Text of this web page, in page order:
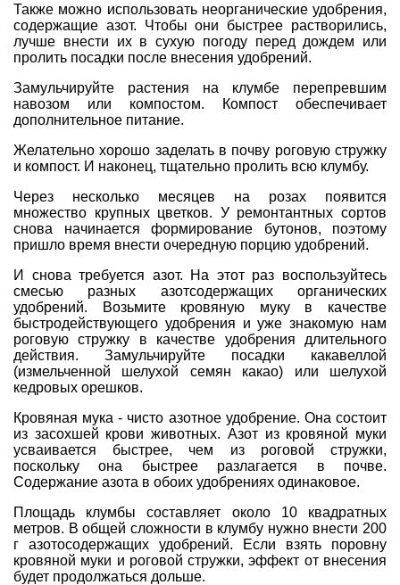
Также можно использовать неорганические удобрения,
содержащие азот. Чтобы они быстрее растворились,
лучше внести их в сухую погоду перед дождем или
пролить посадки после внесения удобрений.
Замульчируйте растения на клумбе перепревшим
навозом или компостом. Компост обеспечивает
дополнительное питание.
Желательно хорошо заделать в почву роговую стружку
и компост. И наконец, тщательно пролить всю клумбу.
Через несколько месяцев на розах появится
множество крупных цветков. У ремонтантных сортов
снова начинается формирование бутонов, поэтому
пришло время внести очередную порцию удобрений.
И снова требуется азот. На этот раз воспользуйтесь
смесью разных азотсодержащих органических
удобрений. Возьмите кровяную муку в качестве
быстродействующего удобрения и уже знакомую нам
роговую стружку в качестве удобрения длительного
действия. Замульчируйте посадки какавеллой
(измельченной шелухой семян какао) или шелухой
кедровых орешков.
Кровяная мука - чисто азотное удобрение. Она состоит
из засохшей крови животных. Азот из кровяной муки
усваивается быстрее, чем из роговой стружки,
поскольку она быстрее разлагается в почве.
Содержание азота в обоих удобрениях одинаковое.
Площадь клумбы составляет около 10 квадратных
метров. В общей сложности в клумбу нужно внести 200
г азотосодержащих удобрений. Если взять поровну
кровяной муки и роговой стружки, эффект от внесения
будет продолжаться дольше.